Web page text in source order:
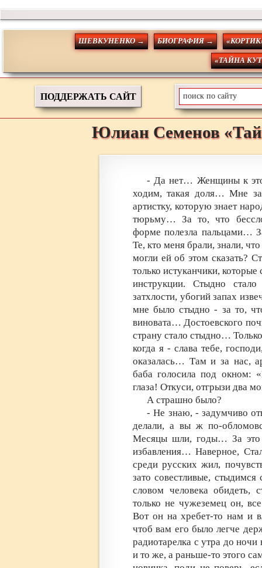
ШЕВКУНЕНКО → БИОГРАФИЯ →
«ТАЙНА
ПОДДЕРЖАТЬ САЙТ
Юлиан Семенов
- Да нет… Женщины к
ходим, такая доля… Мне
артистку, которую знает
тюрьму… За то, что
форме полезла пальцами…
Те, кто меня брали, знали,
могли ей об этом сказать?
только истуканчики,
инструкции. Стыдно
затхлости, убогий запах
мне было стыдно - за то,
виновата… Достоевского
страну стало стыдно…
когда я - слава тебе,
оказалась… Там и за нас,
баба голосила под окном:
глаза! Откуси, отгрызи два
А страшно было?
- Не знаю, - задумчиво
делали, а вы ж по-
Месяцы шли, годы… За это
избавления… Наверное,
среди русских жил,
зато совестливые,
словом человека обидеть,
только не чужеземец он,
Вот он на хребет-то нам и
чтоб вам его было легче
радиотарелка с утра до
и то же, а раньше-то этого